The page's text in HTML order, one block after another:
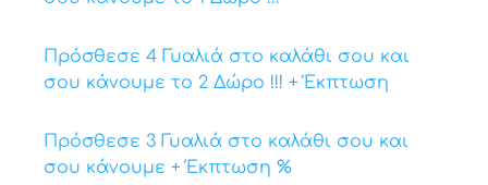
Πρόσθεσε 4 Γυαλιά στο καλάθι σου και
σου κάνουμε το 2 Δώρο !!! + Έκπτωση
Πρόσθεσε 3 Γυαλιά στο καλάθι σου και
σου κάνουμε + Έκπτωση %